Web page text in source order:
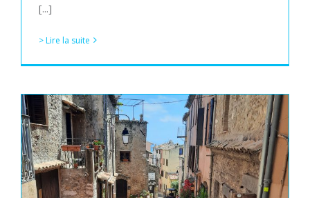
[...]
> Lire la suite